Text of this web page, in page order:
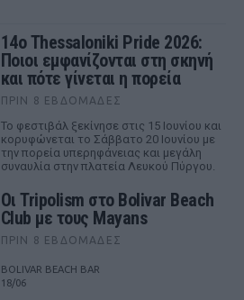
14ο Thessaloniki Pride 2026:
Ποιοι εμφανίζονται στη σκηνή
και πότε γίνεται η πορεία
ΠΡΙΝ 8 ΕΒΔΟΜΆΔΕΣ
Το φεστιβάλ ξεκίνησε στις 15 Ιουνίου και
κορυφώνεται το Σάββατο 20 Ιουνίου με
την πορεία υπερηφάνειας και μεγάλη
συναυλία στην πλατεία Λευκού Πύργου.
Οι Tripolism στο Bolivar Beach
Club με τους Mayans
ΠΡΙΝ 8 ΕΒΔΟΜΆΔΕΣ
BOLIVAR BEACH BAR
18/06